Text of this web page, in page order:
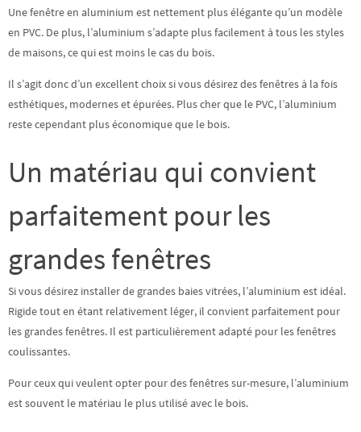
Une fenêtre en aluminium est nettement plus élégante qu’un modèle
en PVC. De plus, l’aluminium s’adapte plus facilement à tous les styles
de maisons, ce qui est moins le cas du bois.
Il s’agit donc d’un excellent choix si vous désirez des fenêtres à la fois
esthétiques, modernes et épurées. Plus cher que le PVC, l’aluminium
reste cependant plus économique que le bois.
Un matériau qui convient
parfaitement pour les
grandes fenêtres
Si vous désirez installer de grandes baies vitrées, l’aluminium est idéal.
Rigide tout en étant relativement léger, il convient parfaitement pour
les grandes fenêtres. Il est particulièrement adapté pour les fenêtres
coulissantes.
Pour ceux qui veulent opter pour des fenêtres sur-mesure, l’aluminium
est souvent le matériau le plus utilisé avec le bois.